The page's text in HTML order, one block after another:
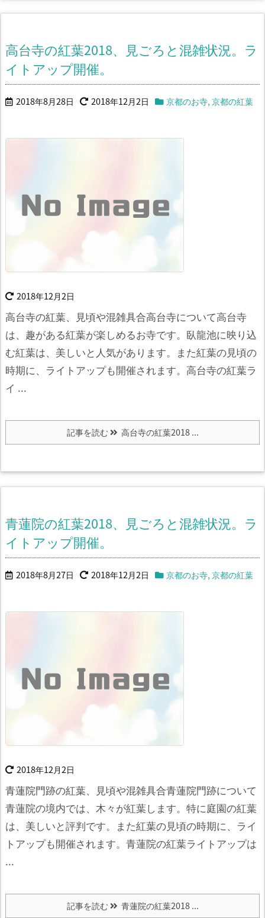
高台寺の紅葉2018、見ごろと混雑状況。ラ
イトアップ開催。
2018年8月28日 2018年12月2日 京都のお寺,京都の紅葉
2018年12月2日
高台寺の紅葉、見頃や混雑具合高台寺について高台寺
は、趣がある紅葉が楽しめるお寺です。 臥龍池に映り込
む紅葉は、美しいと人気があります。 また紅葉の見頃の
時期に、ライトアップも開催されます。 高台寺の紅葉ラ
イ ...
記事を読む 高台寺の紅葉2018 ...
青蓮院の紅葉2018、見ごろと混雑状況。ラ
イトアップ開催。
2018年8月27日 2018年12月2日 京都のお寺,京都の紅葉
2018年12月2日
青蓮院門跡の紅葉、見頃や混雑具合青蓮院門跡について
青蓮院の境内では、木々が紅葉します。 特に庭園の紅葉
は、美しいと評判です。 また紅葉の見頃の時期に、ライ
トアップも開催されます。 青蓮院の紅葉ライトアップは
...
記事を読む 青蓮院の紅葉2018 ...